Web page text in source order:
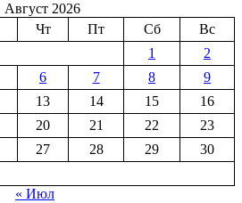
Август 2026
Чт Пт Сб
Вс
1
2
6 7 8
9
13 14 15
16
20 21 22
23
27 28 29
30
« Июл